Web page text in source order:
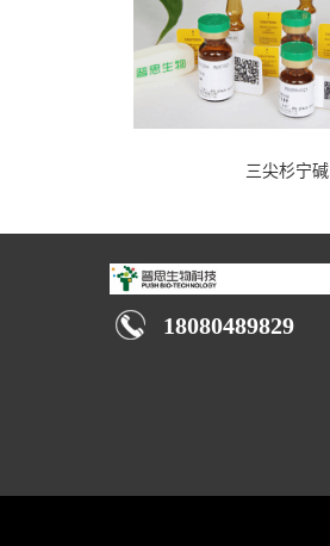
三尖杉宁碱
18080489829